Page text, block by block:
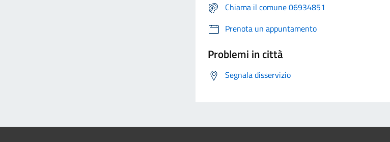
Chiama il comune 06934851
Prenota un appuntamento
Problemi in città
Segnala disservizio